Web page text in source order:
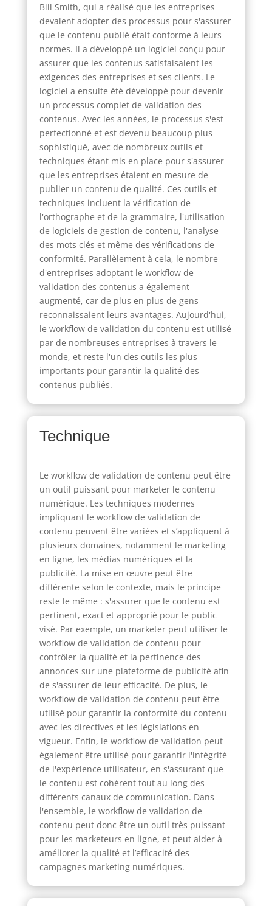
Bill Smith, qui a réalisé que les entreprises
devaient adopter des processus pour s'assurer
que le contenu publié était conforme à leurs
normes. Il a développé un logiciel conçu pour
assurer que les contenus satisfaisaient les
exigences des entreprises et ses clients. Le
logiciel a ensuite été développé pour devenir
un processus complet de validation des
contenus. Avec les années, le processus s'est
perfectionné et est devenu beaucoup plus
sophistiqué, avec de nombreux outils et
techniques étant mis en place pour s'assurer
que les entreprises étaient en mesure de
publier un contenu de qualité. Ces outils et
techniques incluent la vérification de
l'orthographe et de la grammaire, l'utilisation
de logiciels de gestion de contenu, l'analyse
des mots clés et même des vérifications de
conformité. Parallèlement à cela, le nombre
d'entreprises adoptant le workflow de
validation des contenus a également
augmenté, car de plus en plus de gens
reconnaissaient leurs avantages. Aujourd'hui,
le workflow de validation du contenu est utilisé
par de nombreuses entreprises à travers le
monde, et reste l'un des outils les plus
importants pour garantir la qualité des
contenus publiés.
Technique
Le workflow de validation de contenu peut être
un outil puissant pour marketer le contenu
numérique. Les techniques modernes
impliquant le workflow de validation de
contenu peuvent être variées et s’appliquent à
plusieurs domaines, notamment le marketing
en ligne, les médias numériques et la
publicité. La mise en œuvre peut être
différente selon le contexte, mais le principe
reste le même : s'assurer que le contenu est
pertinent, exact et approprié pour le public
visé. Par exemple, un marketer peut utiliser le
workflow de validation de contenu pour
contrôler la qualité et la pertinence des
annonces sur une plateforme de publicité afin
de s'assurer de leur efficacité. De plus, le
workflow de validation de contenu peut être
utilisé pour garantir la conformité du contenu
avec les directives et les législations en
vigueur. Enfin, le workflow de validation peut
également être utilisé pour garantir l'intégrité
de l'expérience utilisateur, en s'assurant que
le contenu est cohérent tout au long des
différents canaux de communication. Dans
l'ensemble, le workflow de validation de
contenu peut donc être un outil très puissant
pour les marketeurs en ligne, et peut aider à
améliorer la qualité et l’efficacité des
campagnes marketing numériques.